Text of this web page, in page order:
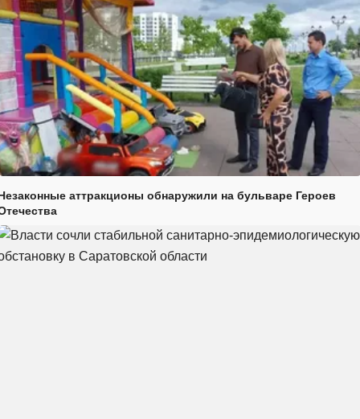
аттракционы обнаружили на бульваре Героев